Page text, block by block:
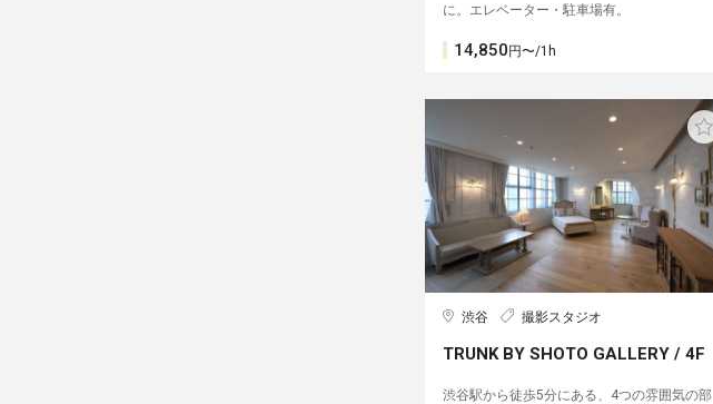
に。エレベーター・駐車場有。
14,850 円〜/1h
渋谷 撮影スタジオ
TRUNK BY SHOTO GALLERY / 4F
渋谷駅から徒歩5分にある、4つの雰囲気の部